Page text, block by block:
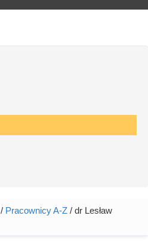
/ Pracownicy A-Z / dr Lesław